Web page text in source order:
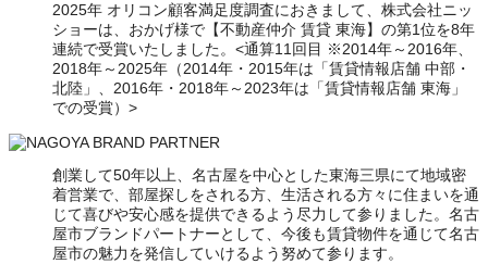
2025年 オリコン顧客満足度調査におきまして、株式会社ニッ
ショーは、おかげ様で【不動産仲介 賃貸 東海】の第1位を8年
連続で受賞いたしました。<通算11回目 ※2014年～2016年、
2018年～2025年（2014年・2015年は「賃貸情報店舗 中部・
北陸」、2016年・2018年～2023年は「賃貸情報店舗 東海」
での受賞）>
創業して50年以上、名古屋を中心とした東海三県にて地域密
着営業で、部屋探しをされる方、生活される方々に住まいを通
じて喜びや安心感を提供できるよう尽力して参りました。名古
屋市ブランドパートナーとして、今後も賃貸物件を通じて名古
屋市の魅力を発信していけるよう努めて参ります。